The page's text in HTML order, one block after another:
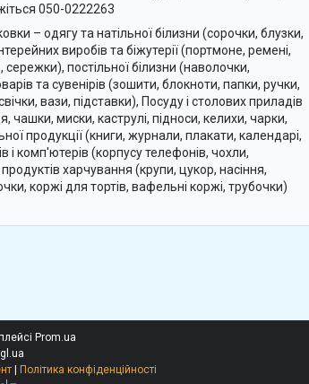
050-0222263
– одягу та натільної білизни (сорочки, блузки,
виробів та біжутерії (портмоне, ремені,
постільної білизни (наволочки,
та сувенірів (зошити, блокноти, папки, ручки,
вази, підставки), Посуду і столових приладів
миски, каструлі, підноси, келихи, чарки,
продукції (книги, журнали, плакати, календарі,
і комп'ютерів (корпусу телефонів, чохли,
харчування (крупи, цукор, насіння,
коржі для тортів, вафельні коржі, трубочки)
Prom.ua
| Політика конфіденційності